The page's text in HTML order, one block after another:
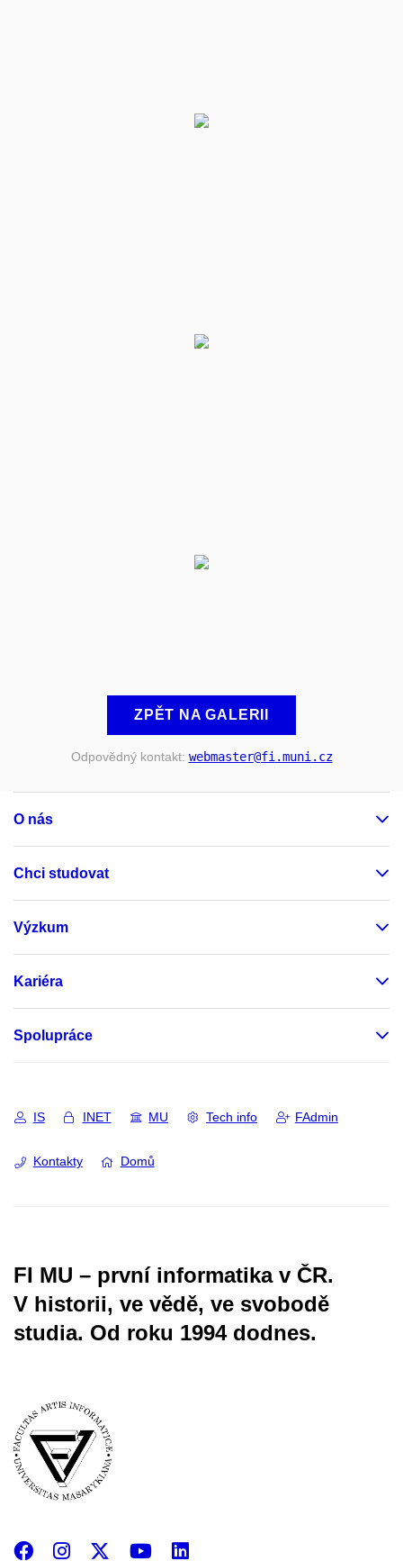
ZPĚT NA GALERII
Odpovědný kontakt: webmaster@fi .muni .cz
O nás
Chci studovat
Výzkum
Kariéra
Spolupráce
IS INET MU Tech info FAdmin
Kontakty Domů
FI MU – první informatika v ČR.
V historii, ve vědě, ve svobodě
studia. Od roku 1994 dodnes.
Facebook
InstagramYouTube